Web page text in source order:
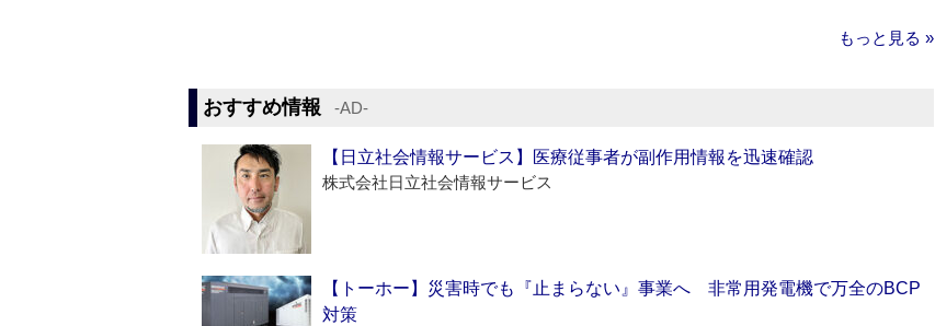
もっと見る »
おすすめ情報 ‐AD‐
【日立社会情報サービス】医療従事者が副作用情報を迅速確認
株式会社日立社会情報サービス
【トーホー】災害時でも『止まらない』事業へ 非常用発電機で万全のBCP
対策